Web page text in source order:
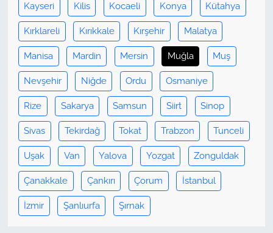
Kayseri Kilis Kocaeli Konya Kütahya
Kırklareli Kırıkkale Kırşehir Malatya
Manisa Mardin Mersin Muğla Muş
Nevşehir Niğde Ordu Osmaniye
Rize Sakarya Samsun Siirt Sinop
Sivas Tekirdağ Tokat Trabzon Tunceli
Uşak Van Yalova Yozgat Zonguldak
Çanakkale Çankırı Çorum İstanbul
İzmir Şanlıurfa Şırnak